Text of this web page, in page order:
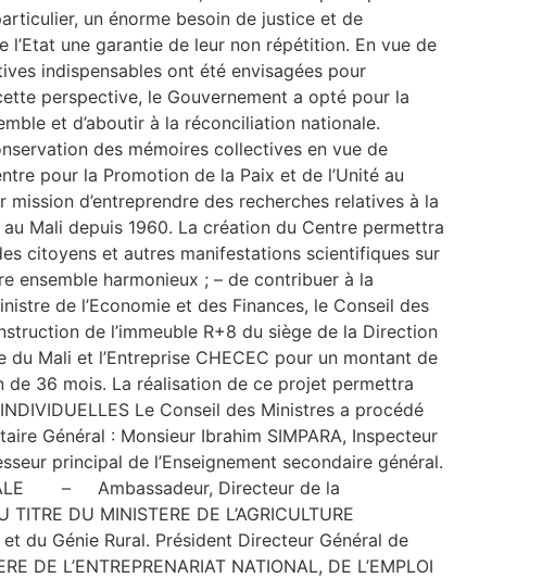
un énorme besoin de justice et de
une garantie de leur non répétition. En vue de
indispensables ont été envisagées pour
perspective, le Gouvernement a opté pour la
et d’aboutir à la réconciliation nationale.
des mémoires collectives en vue de
pour la Promotion de la Paix et de l’Unité au
d’entreprendre des recherches relatives à la
Mali depuis 1960. La création du Centre permettra
citoyens et autres manifestations scientifiques sur
ensemble harmonieux ; – de contribuer à la
de l’Economie et des Finances, le Conseil des
de l’immeuble R+8 du siège de la Direction
Mali et l’Entreprise CHECEC pour un montant de
de 36 mois. La réalisation de ce projet permettra
Le Conseil des Ministres a procédé
Général : Monsieur Ibrahim SIMPARA, Inspecteur
principal de l’Enseignement secondaire général.
– Ambassadeur, Directeur de la
DU MINISTERE DE L’AGRICULTURE
du Génie Rural. Président Directeur Général de
L’ENTREPRENARIAT NATIONAL, DE L’EMPLOI